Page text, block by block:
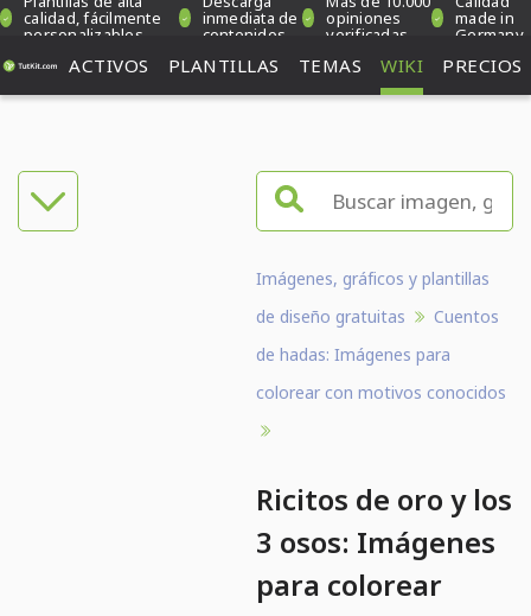
calidad, fácilmente
personalizables
inmediata de
contenidos
opiniones
verificadas
made in
Germany
ACTIVOS PLANTILLAS TEMAS WIKI PRECIOS
Imágenes, gráficos y plantillas
de diseño gratuitas
Cuentos
de hadas: Imágenes para
colorear con motivos conocidos
Ricitos de oro y los
3 osos: Imágenes
para colorear